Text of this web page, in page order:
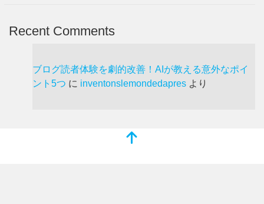
Recent Comments
ブログ読者体験を劇的改善！AIが教える意外なポイ
ント5つ に inventonslemondedapres より